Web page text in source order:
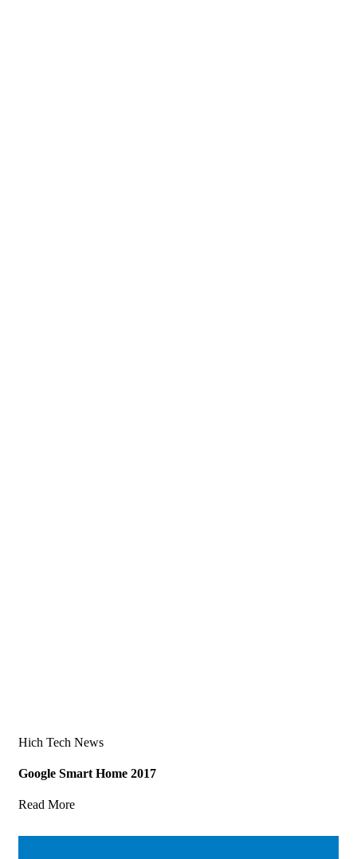
Hich Tech News
Google Smart Home 2017
Read More